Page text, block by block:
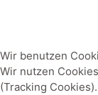
Wir benutzen
Wir nutzen
(Tracking